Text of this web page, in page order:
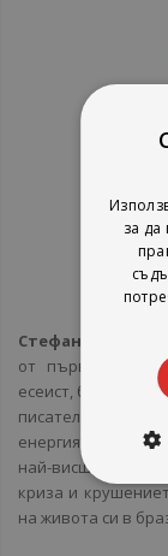
Стефан Цвайг
от
есеист, биограф и
писатели.
енергия“,
най-висшето
криза и
на живота си в
за